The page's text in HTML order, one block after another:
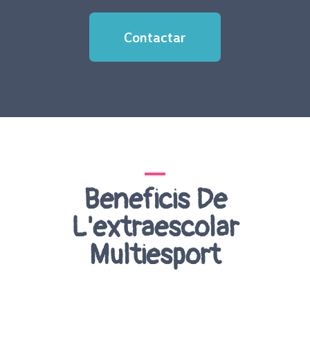
Contactar
Beneficis De
L'extraescolar
Multiesport